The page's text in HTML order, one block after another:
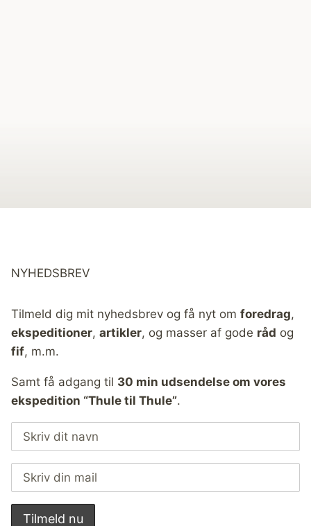
NYHEDSBREV
Tilmeld dig mit nyhedsbrev og få nyt om foredrag,
ekspeditioner, artikler, og masser af gode råd og
fif, m.m.
Samt få adgang til 30 min udsendelse om vores
ekspedition “Thule til Thule”.